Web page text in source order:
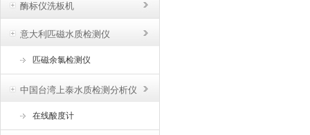
酶标仪洗板机
意大利匹磁水质检测仪
匹磁余氯检测仪
中国台湾上泰水质检测分析仪
在线酸度计